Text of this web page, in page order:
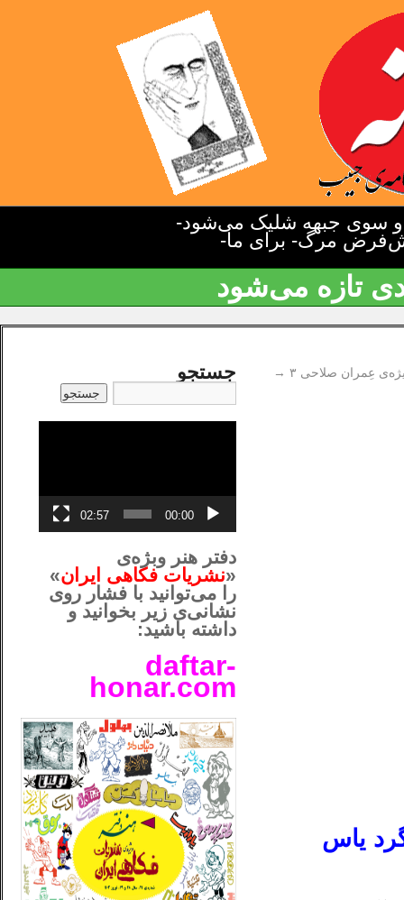
سوی جبهه شلیک می‌شود-
مرگ- برای ما-
تازه می‌شود
عِمران صلاحی ۳ →
یاس
جستجو
00:00
02:57
دفتر هنر وبژه‌ی
«نشریات فکاهی ایران»
را می‌توانید با فشار روی
نشانی‌ی زیر بخوانید و
داشته باشید:
daftar-
honar.com